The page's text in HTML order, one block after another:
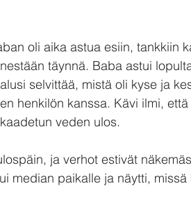
oli aika astua esiin, tankkiin
täynnä. Baba astui
selvittää, mistä oli kyse ja
henkilön kanssa. Kävi ilmi,
veden ulos.
ja verhot estivät
median paikalle ja näytti,